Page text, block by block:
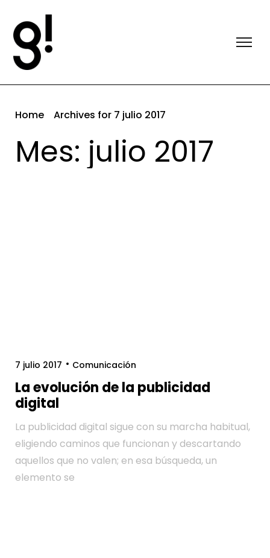
Home Archives for 7 julio 2017
Mes: julio 2017
7 julio 2017 Comunicación
La evolución de la publicidad
digital
La publicidad digital sigue con su marcha habitual,
eligiendo caminos que funcionan y descartando
aquellos que no valen; en esa búsqueda, un
elemento se